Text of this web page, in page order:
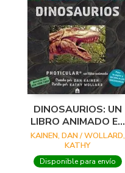
DINOSAURIOS: UN
LIBRO ANIMADO EN
PHOTICULAR
KAINEN, DAN / WOLLARD,
KATHY
Disponible para envío